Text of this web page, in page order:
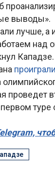
выводы».
лучше, а
Кападзе.
проиграли
проведет